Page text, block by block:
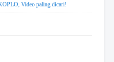
Video paling dicari!